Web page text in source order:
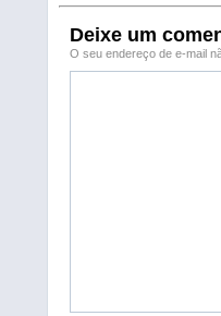
Deixe um
O seu endereço de e-mail